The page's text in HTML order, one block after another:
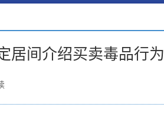
居间介绍买卖毒品行为